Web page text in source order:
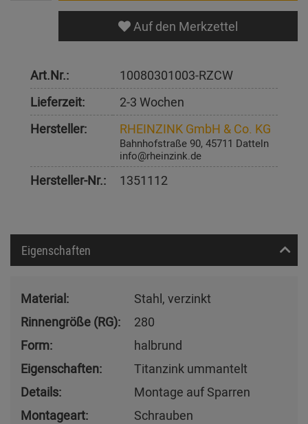
Auf den Merkzettel
Art.Nr.:
10080301003-RZCW
Lieferzeit:
2-3 Wochen
Hersteller:
RHEINZINK GmbH & Co. KG
Bahnhofstraße 90, 45711 Datteln
info@rheinzink.de
Hersteller-Nr.: 1351112
Eigenschaften
Material:
Stahl, verzinkt
Rinnengröße (RG):
280
Form:
halbrund
Eigenschaften:
Titanzink ummantelt
Details:
Montage auf Sparren
Montageart:
Schrauben